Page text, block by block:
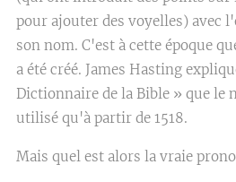
pour ajouter des voyelles) avec
son nom. C'est à cette époque
a été créé. James Hasting
Dictionnaire de la Bible » que le
utilisé qu'à partir de 1518.
Mais quel est alors la vraie